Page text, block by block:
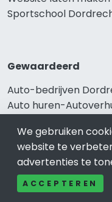
Sportschool
Gewaardeerd
Auto-bedrijven
Auto huren-
Advocatenkantoren
Slotenmaker
We gebruiken
website te
advertenties te
ACCEPTEREN